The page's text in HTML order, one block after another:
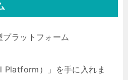
ラットフォーム
Platform）」を手に入れま